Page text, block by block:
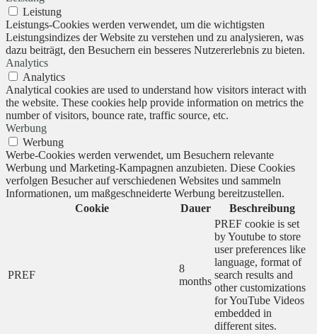
Leistung
Leistungs-Cookies werden verwendet, um die wichtigsten
Leistungsindizes der Website zu verstehen und zu analysieren, was
dazu beiträgt, den Besuchern ein besseres Nutzererlebnis zu bieten.
Analytics
Analytics
Analytical cookies are used to understand how visitors interact with
the website. These cookies help provide information on metrics the
number of visitors, bounce rate, traffic source, etc.
Werbung
Werbung
Werbe-Cookies werden verwendet, um Besuchern relevante
Werbung und Marketing-Kampagnen anzubieten. Diese Cookies
verfolgen Besucher auf verschiedenen Websites und sammeln
Informationen, um maßgeschneiderte Werbung bereitzustellen.
Cookie
Dauer Beschreibung
PREF
8
months
PREF cookie is set
by Youtube to store
user preferences like
language, format of
search results and
other customizations
for YouTube Videos
embedded in
different sites.